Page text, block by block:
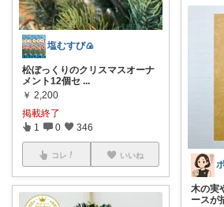
塩むすび🍙
松ぼっくりのクリスマスオーナ
メント12個セ ...
￥ 2,200
掲載終了
1 0 346
コレ いいね
木の実
ースが